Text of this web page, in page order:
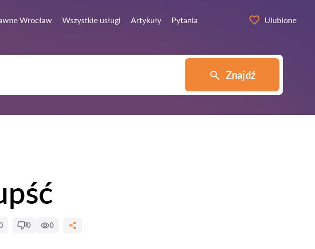
Wrocław Wszystkie usługi Artykuły Pytania Ulubione
Znajdź
0 0